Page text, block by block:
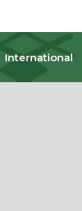
International